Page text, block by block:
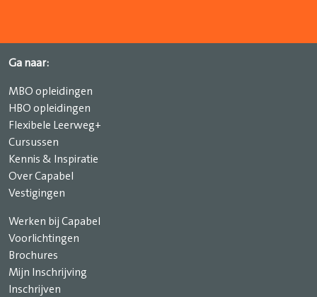
Ga naar:
MBO opleidingen
HBO opleidingen
Flexibele Leerweg+
Cursussen
Kennis & Inspiratie
Over Capabel
Vestigingen
Werken bij Capabel
Voorlichtingen
Brochures
Mijn Inschrijving
Inschrijven